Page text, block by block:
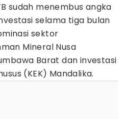
sudah menembus angka
selama tiga bulan
sektor
Mineral Nusa
Barat dan investasi
(KEK) Mandalika.